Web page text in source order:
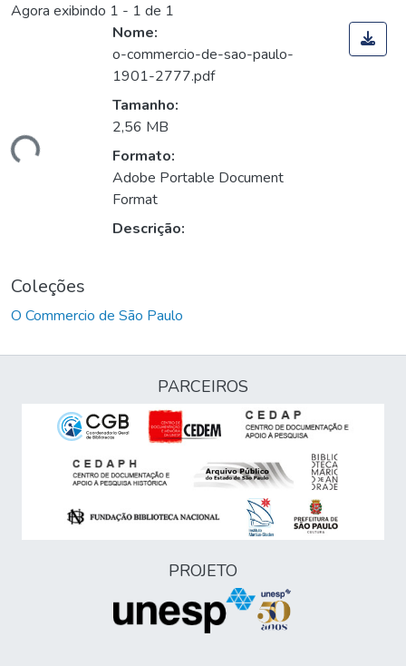
Agora exibindo 1 - 1 de 1
Nome:
o-commercio-de-sao-paulo-
1901-2777.pdf
Tamanho:
2,56 MB
Formato:
Adobe Portable Document
Format
Descrição:
Coleções
O Commercio de São Paulo
PARCEIROS
PROJETO